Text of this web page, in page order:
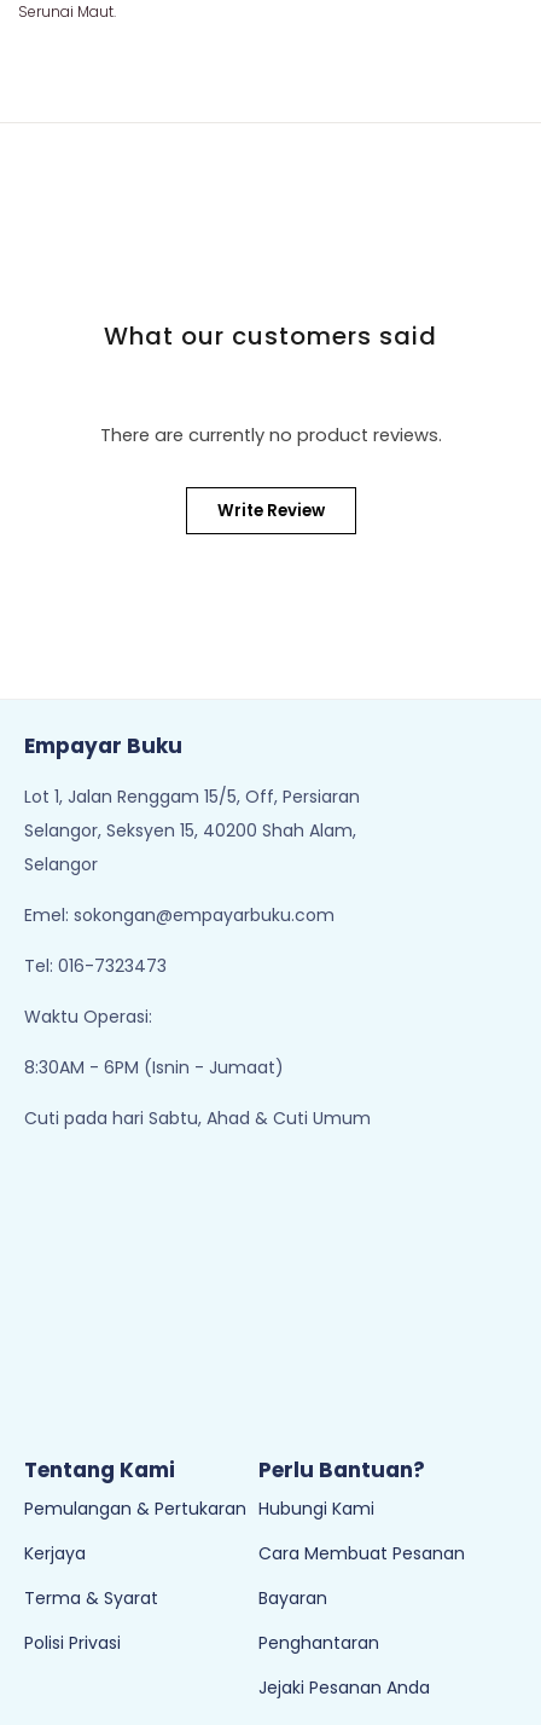
Serunai Maut.
What our customers said
There are currently no product reviews.
Write Review
Empayar Buku
Lot 1, Jalan Renggam 15/5, Off, Persiaran
Selangor, Seksyen 15, 40200 Shah Alam,
Selangor
Emel: sokongan@empayarbuku.com
Tel: 016-7323473
Waktu Operasi:
8:30AM - 6PM (Isnin - Jumaat)
Cuti pada hari Sabtu, Ahad & Cuti Umum
Tentang Kami
Pemulangan & Pertukaran
Kerjaya
Terma & Syarat
Polisi Privasi
Perlu Bantuan?
Hubungi Kami
Cara Membuat Pesanan
Bayaran
Penghantaran
Jejaki Pesanan Anda